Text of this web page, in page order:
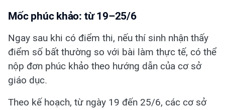
Mốc phúc khảo: từ 19–25/6
Ngay sau khi có điểm thi, nếu thí sinh nhận thấy
điểm số bất thường so với bài làm thực tế, có thể
nộp đơn phúc khảo theo hướng dẫn của cơ sở
giáo dục.
Theo kế hoạch, từ ngày 19 đến 25/6, các cơ sở